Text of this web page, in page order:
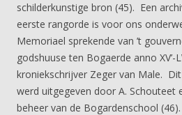
schilderkunstige bron (45). Een
eerste rangorde is voor ons
Memoriael sprekende van ’t
godshuuse ten Bogaerde anno XV’-
kroniekschrijver Zeger van Male.
werd uitgegeven door A. Schouteet
beheer van de Bogardenschool